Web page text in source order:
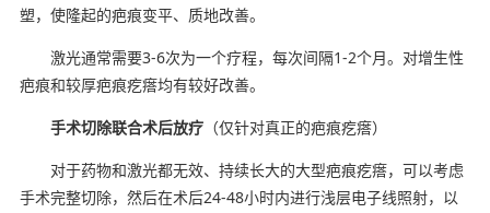
塑，使隆起的疤痕变平、质地改善。
激光通常需要3-6次为一个疗程，每次间隔1-2个月。对增生性
疤痕和较厚疤痕疙瘩均有较好改善。
手术切除联合术后放疗（仅针对真正的疤痕疙瘩）
对于药物和激光都无效、持续长大的大型疤痕疙瘩，可以考虑
手术完整切除，然后在术后24-48小时内进行浅层电子线照射，以